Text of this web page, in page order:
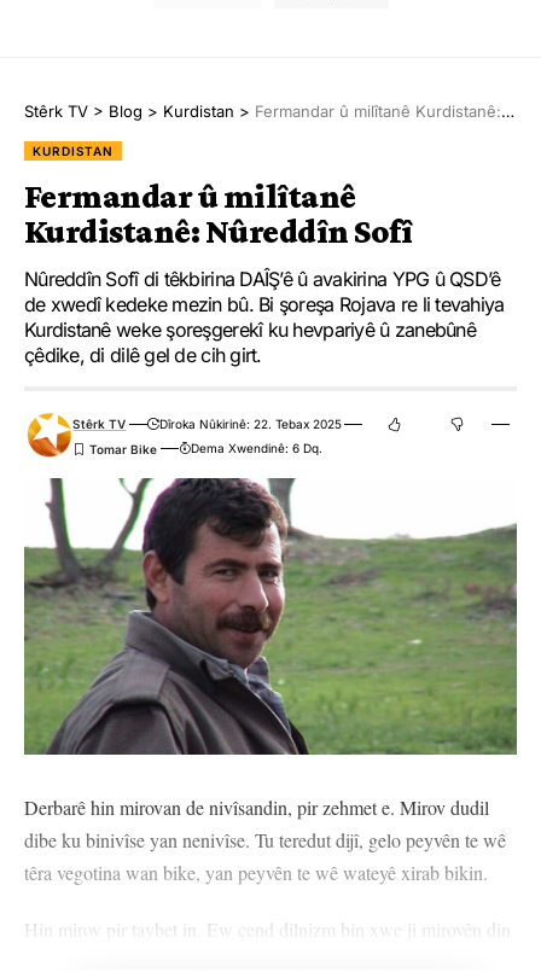
Stêrk TV > Blog > Kurdistan > Fermandar û milîtanê Kurdistanê: Nûreddîn Sofî
KURDISTAN
Fermandar û milîtanê
Kurdistanê: Nûreddîn Sofî
Nûreddîn Sofî di têkbirina DAÎŞ’ê û avakirina YPG û QSD’ê
de xwedî kedeke mezin bû. Bi şoreşa Rojava re li tevahiya
Kurdistanê weke şoreşgerekî ku hevpariyê û zanebûnê
çêdike, di dilê gel de cih girt.
Stêrk TV
Dîroka Nûkirinê: 22. Tebax 2025
Dema Xwendinê: 6 Dq.
Derbarê hin mirovan de nivîsandin, pir zehmet e. Mirov dudil
dibe ku binivîse yan nenivîse. Tu teredut dijî, gelo peyvên te wê
têra vegotina wan bike, yan peyvên te wê wateyê xirab bikin.
Hin mirov pir taybet in. Ew çend dilnizm bin xwe ji mirovên din